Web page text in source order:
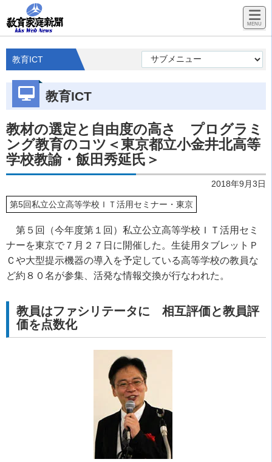
教育ICT
教育ICT
教材の選定と自由度の高さ プログラミ
ング教育のコツ＜東京都立小金井北高等
学校教諭・飯田秀延氏＞
2018年9月3日
第5回私立公立高等学校ＩＴ活用セミナー・東京
第５回（今年度第１回）私立公立高等学校ＩＴ活用セミ
ナーを東京で７月２７日に開催した。生徒用タブレットＰ
Ｃや大型提示機器の導入を予定している高等学校の教員な
ど約８０名が参集、活発な情報交換が行なわれた。
教員はファシリテータに 相互評価と教員評
価を点数化